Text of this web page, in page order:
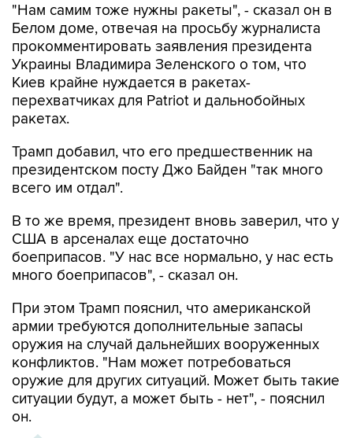
"Нам самим тоже нужны ракеты", - сказал он в
Белом доме, отвечая на просьбу журналиста
прокомментировать заявления президента
Украины Владимира Зеленского о том, что
Киев крайне нуждается в ракетах-
перехватчиках для Patriot и дальнобойных
ракетах.
Трамп добавил, что его предшественник на
президентском посту Джо Байден "так много
всего им отдал".
В то же время, президент вновь заверил, что у
США в арсеналах еще достаточно
боеприпасов. "У нас все нормально, у нас есть
много боеприпасов", - сказал он.
При этом Трамп пояснил, что американской
армии требуются дополнительные запасы
оружия на случай дальнейших вооруженных
конфликтов. "Нам может потребоваться
оружие для других ситуаций. Может быть такие
ситуации будут, а может быть - нет", - пояснил
он.